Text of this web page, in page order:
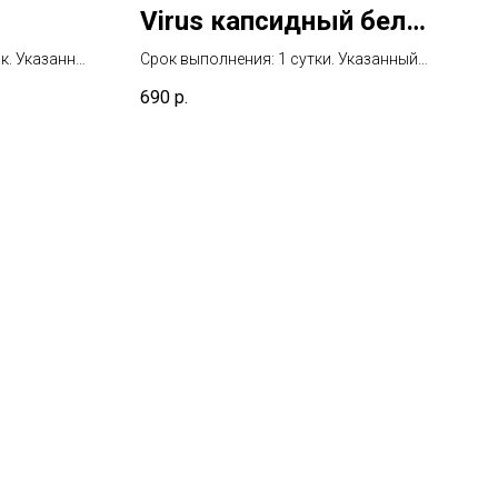
Указанный
Virus капсидный белок
(VCA), IgG
Срок выполнения: 1 сутки. Указанный
биоматериала
690 р.